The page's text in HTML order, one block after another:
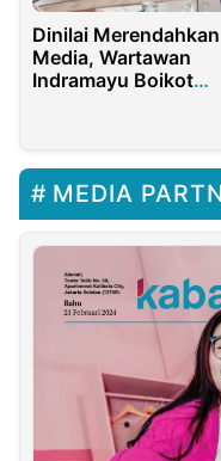
Dinilai Merendahkan
Media, Wartawan
Indramayu Boikot
MEDIA